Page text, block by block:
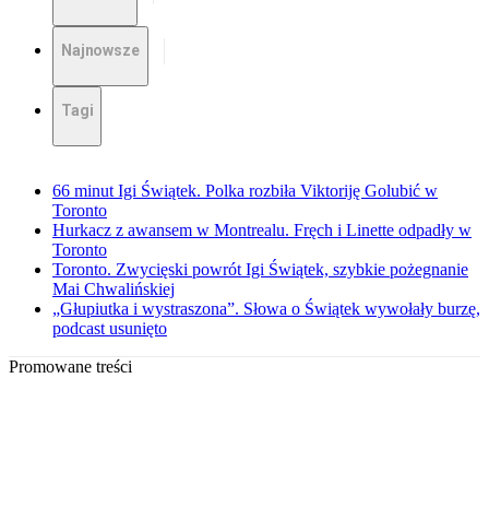
Najnowsze
Tagi
66 minut Igi Świątek. Polka rozbiła Viktoriję Golubić w
Toronto
Hurkacz z awansem w Montrealu. Fręch i Linette odpadły w
Toronto
Toronto. Zwycięski powrót Igi Świątek, szybkie pożegnanie
Mai Chwalińskiej
„Głupiutka i wystraszona”. Słowa o Świątek wywołały burzę,
podcast usunięto
Promowane treści